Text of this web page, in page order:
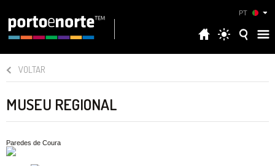
PT
VOLTAR
MUSEU REGIONAL
Paredes de Coura